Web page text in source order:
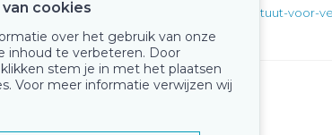
instituut-voor-
cookies
over het gebruik van onze
inhoud te verbeteren. Door
stem je in met het plaatsen
Voor meer informatie verwijzen wij